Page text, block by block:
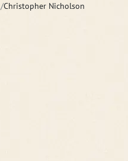
Christopher Nicholson